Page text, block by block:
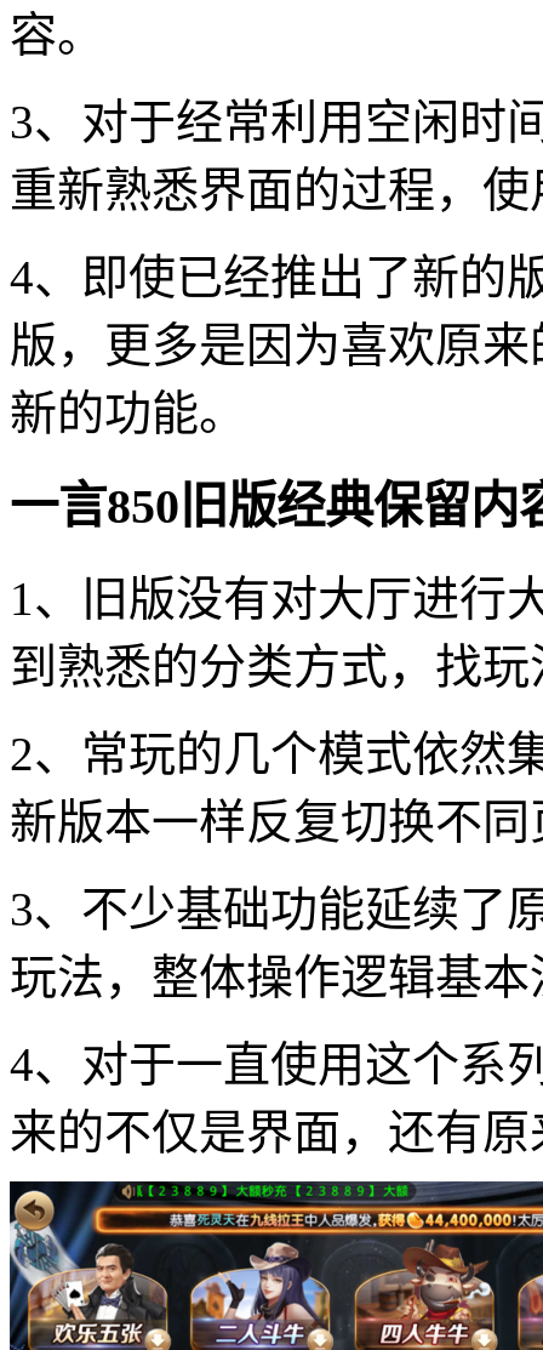
容。
3、对于经常利用空闲时
重新熟悉界面的过程，
4、即使已经推出了新的
版，更多是因为喜欢原
新的功能。
一言850旧版经典保留内
1、旧版没有对大厅进行
到熟悉的分类方式，找
2、常玩的几个模式依然
新版本一样反复切换不同
3、不少基础功能延续了
玩法，整体操作逻辑基
4、对于一直使用这个系
来的不仅是界面，还有